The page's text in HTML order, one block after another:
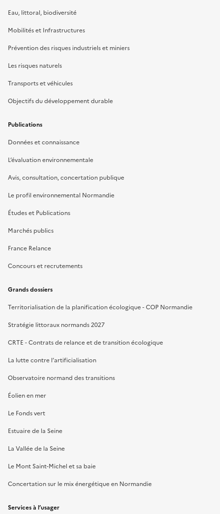
Eau, littoral, biodiversité
Mobilités et Infrastructures
Prévention des risques industriels et miniers
Les risques naturels
Transports et véhicules
Objectifs du développement durable
Publications
Données et connaissance
L’évaluation environnementale
Avis, consultation, concertation publique
Le profil environnemental Normandie
Études et Publications
Marchés publics
France Relance
Concours et recrutements
Grands dossiers
Territorialisation de la planification écologique - COP Normandie
Stratégie littoraux normands 2027
CRTE - Contrats de relance et de transition écologique
La lutte contre l’artificialisation
Observatoire normand des transitions
Éolien en mer
Le Fonds vert
Estuaire de la Seine
La Vallée de la Seine
Le Mont Saint-Michel et sa baie
Concertation sur le mix énergétique en Normandie
Services à l’usager